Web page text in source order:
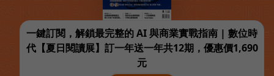
一鍵訂閱，解鎖最完整的 AI 與商業實戰指南 | 數位時
代【夏日閱讀展】訂一年送一年共12期，優惠價1,690
元